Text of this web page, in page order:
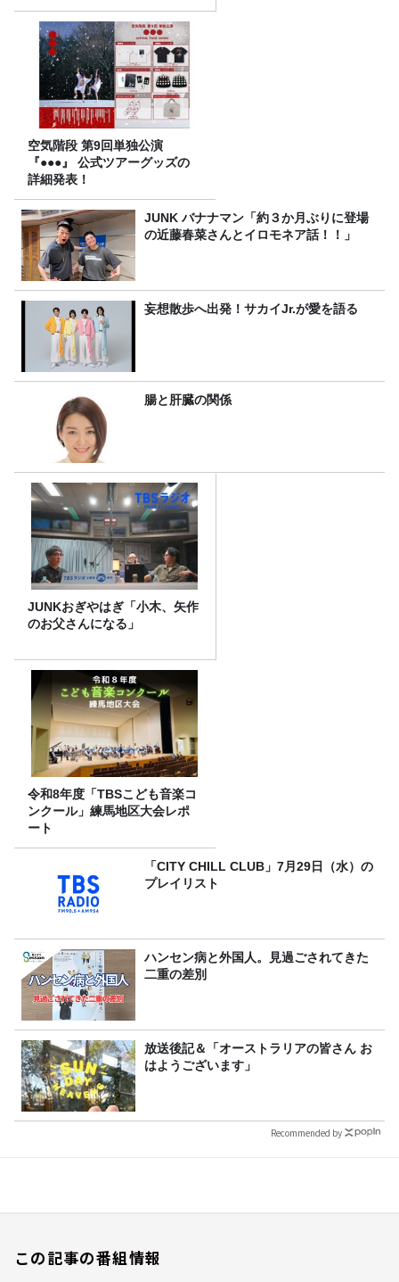
空気階段 第9回単独公演
『●●●』 公式ツアーグッズの
詳細発表！
JUNK バナナマン「約３か月ぶりに登場
の近藤春菜さんとイロモネア話！！」
妄想散歩へ出発！サカイJr.が愛を語る
腸と肝臓の関係
JUNKおぎやはぎ「小木、矢作
のお父さんになる」
令和8年度「TBSこども音楽コ
ンクール」練馬地区大会レポ
ート
「CITY CHILL CLUB」7月29日（水）の
プレイリスト
ハンセン病と外国人。見過ごされてきた
二重の差別
放送後記＆「オーストラリアの皆さん お
はようございます」
Recommended by
この記事の番組情報